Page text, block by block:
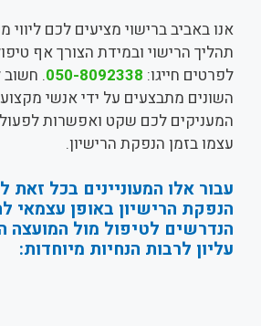
אנו באביב ברישוי מציעים לכם ליווי
תהליך הרישוי ובמידת הצורך אף
לפרטים חייגו: 050-8092338. חשוב
השונים מתבצעים על ידי אנשי
המעניקים לכם שקט ואפשרות
עצמו בזמן הנפקת הרישיון.
עבור אלו המעוניינים בכל
הנפקת הרישיון באופן עצמאי
הנדרשים לטיפול מול המועצה
עליון לרבות הנחיות מיוחדות: